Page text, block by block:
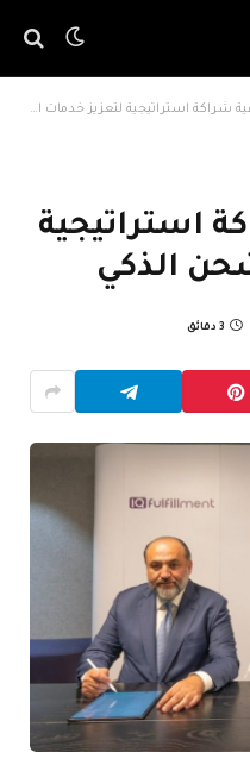
شراكة استراتيجية لتعزيز خدمات الشحن الذكي
استراتيجية
الذكي
3 دقائق